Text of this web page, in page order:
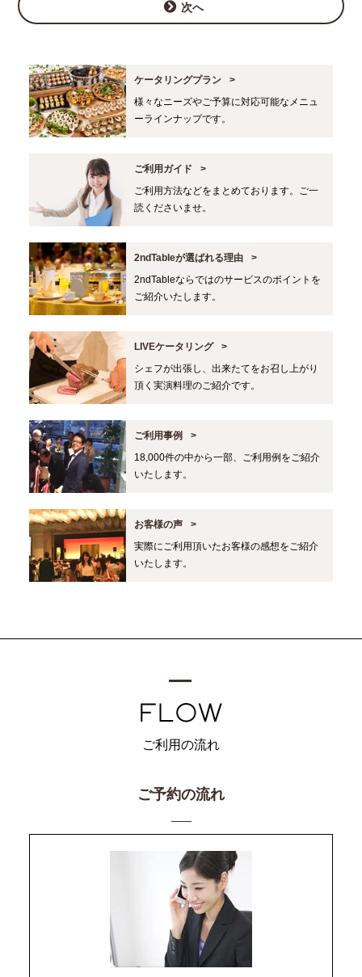
次へ
ケータリングプラン
様々なニーズやご予算に対応可能なメニュ
ーラインナップです。
ご利用ガイド
ご利用方法などをまとめております。ご一
読くださいませ。
2ndTableが選ばれる理由
2ndTableならではのサービスのポイントを
ご紹介いたします。
LIVEケータリング
シェフが出張し、出来たてをお召し上がり
頂く実演料理のご紹介です。
ご利用事例
18,000件の中から一部、ご利用例をご紹介
いたします。
お客様の声
実際にご利用頂いたお客様の感想をご紹介
いたします。
ご利用の流れ
ご予約の流れ